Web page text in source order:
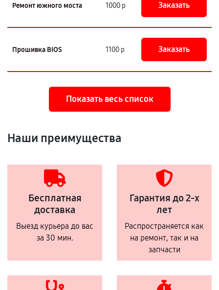
Ремонт южного моста 1000 р Заказать
Прошивка BIOS 1100 р Заказать
Показать весь список
Наши преимущества
Бесплатная
доставка
Выезд курьера до вас
за 30 мин.
Гарантия до 2-х
лет
Распространяется как
на ремонт, так и на
запчасти